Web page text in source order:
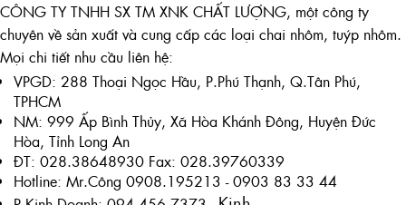
CÔNG TY TNHH SX TM XNK CHẤT LƯỢNG, một công ty
chuyên về sản xuất và cung cấp các loại chai nhôm, tuýp nhôm.
Mọi chi tiết nhu cầu liên hệ:
VPGD: 288 Thoại Ngọc Hầu, P.Phú Thạnh, Q.Tân Phú,
TPHCM
NM: 999 Ấp Bình Thủy, Xã Hòa Khánh Đông, Huyện Đức
Hòa, Tỉnh Long An
ĐT: 028.38648930 Fax: 028.39760339
Hotline: Mr.Công 0908.195213 - 0903 83 33 44